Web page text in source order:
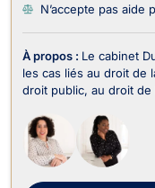
N’accepte pas aide
À propos : Le cabinet
les cas liés au droit de
droit public, au droit
droit de la famille
demande de...